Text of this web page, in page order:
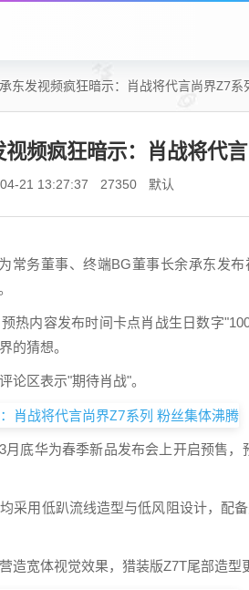
东发视频疯狂暗示：肖战将代言尚界Z7系
视频疯狂暗示：肖战将代
21 13:27:37 27350 默认
常务董事、终端BG董事长余承东发
热内容发布时间卡点肖战生日数字
的猜想。
论区表示"期待肖战"。
月底华为春季新品发布会上开启预售
采用低趴流线造型与低风阻设计，配
造宽体视觉效果，猎装版Z7T尾部造型